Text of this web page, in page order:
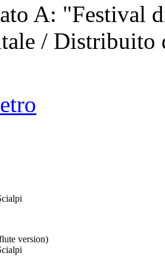
A: "Festival
/
version)